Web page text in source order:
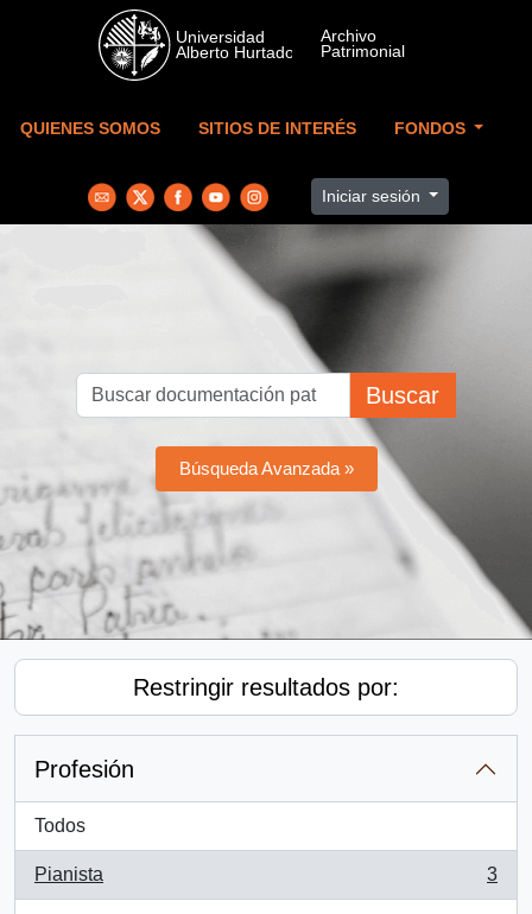
Skip to main content
QUIENES SOMOS SITIOS DE INTERÉS FONDOS
Iniciar sesión
Buscar
Búsqueda Avanzada »
Restringir resultados por:
Profesión
Todos
Pianista
, 3 resultados
3